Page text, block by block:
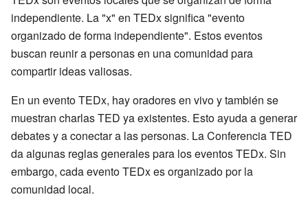
independiente. La "x" en TEDx significa "evento
organizado de forma independiente". Estos eventos
buscan reunir a personas en una comunidad para
compartir ideas valiosas.
En un evento TEDx, hay oradores en vivo y también se
muestran charlas TED ya existentes. Esto ayuda a generar
debates y a conectar a las personas. La Conferencia TED
da algunas reglas generales para los eventos TEDx. Sin
embargo, cada evento TEDx es organizado por la
comunidad local.